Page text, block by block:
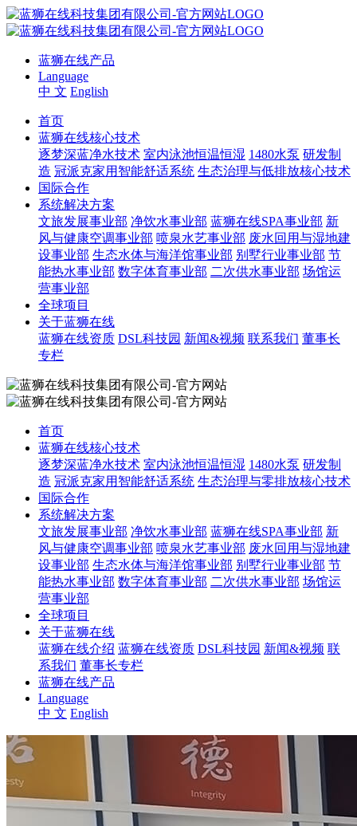
蓝狮在线产品
Language
中 文 English
首页
蓝狮在线核心技术
逐梦深蓝净水技术 室内泳池恒温恒湿 1480水泵 研发制
造 冠派克家用智能舒适系统 生态治理与低排放核心技术
国际合作
系统解决方案
文旅发展事业部 净饮水事业部 蓝狮在线SPA事业部 新
风与健康空调事业部 喷泉水艺事业部 废水回用与湿地建
设事业部 生态水体与海洋馆事业部 别墅行业事业部 节
能热水事业部 数字体育事业部 二次供水事业部 场馆运
营事业部
全球项目
关于蓝狮在线
蓝狮在线资质 DSL科技园 新闻&视频 联系我们 董事长
专栏
首页
蓝狮在线核心技术
逐梦深蓝净水技术 室内泳池恒温恒湿 1480水泵 研发制
造 冠派克家用智能舒适系统 生态治理与零排放核心技术
国际合作
系统解决方案
文旅发展事业部 净饮水事业部 蓝狮在线SPA事业部 新
风与健康空调事业部 喷泉水艺事业部 废水回用与湿地建
设事业部 生态水体与海洋馆事业部 别墅行业事业部 节
能热水事业部 数字体育事业部 二次供水事业部 场馆运
营事业部
全球项目
关于蓝狮在线
蓝狮在线介绍 蓝狮在线资质 DSL科技园 新闻&视频 联
系我们 董事长专栏
蓝狮在线产品
Language
中 文 English